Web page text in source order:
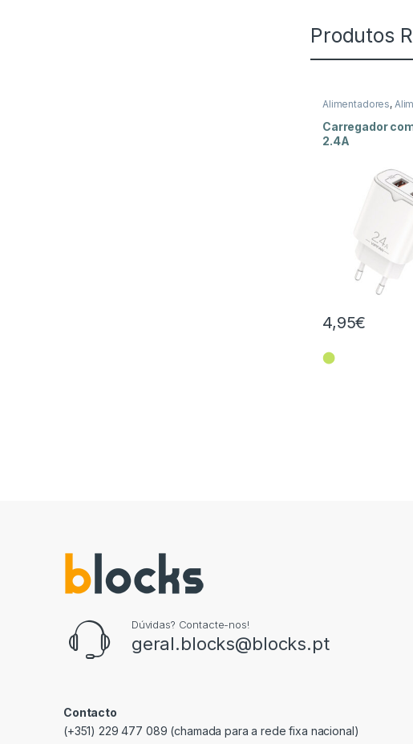
Produtos
Alimentadores,
Carregador
2.4A
4,95€
⬤
Dúvidas? Contacte-nos!
geral.blocks@blocks.pt
Contacto
(+351) 229 477 089 (chamada para a rede fixa nacional)